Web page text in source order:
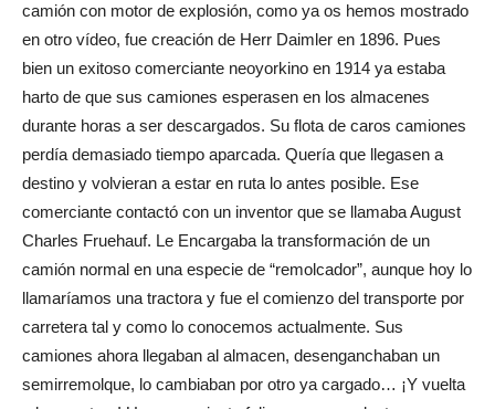
camión con motor de explosión, como ya os hemos mostrado
en otro vídeo, fue creación de Herr Daimler en 1896. Pues
bien un exitoso comerciante neoyorkino en 1914 ya estaba
harto de que sus camiones esperasen en los almacenes
durante horas a ser descargados. Su flota de caros camiones
perdía demasiado tiempo aparcada. Quería que llegasen a
destino y volvieran a estar en ruta lo antes posible. Ese
comerciante contactó con un inventor que se llamaba August
Charles Fruehauf. Le Encargaba la transformación de un
camión normal en una especie de “remolcador”, aunque hoy lo
llamaríamos una tractora y fue el comienzo del transporte por
carretera tal y como lo conocemos actualmente. Sus
camiones ahora llegaban al almacen, desenganchaban un
semirremolque, lo cambiaban por otro ya cargado… ¡Y vuelta